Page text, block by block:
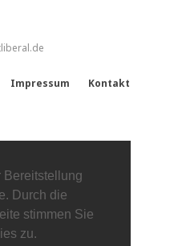
Bereitstellung
Durch die
stimmen Sie
zu.
Impressum Kontakt